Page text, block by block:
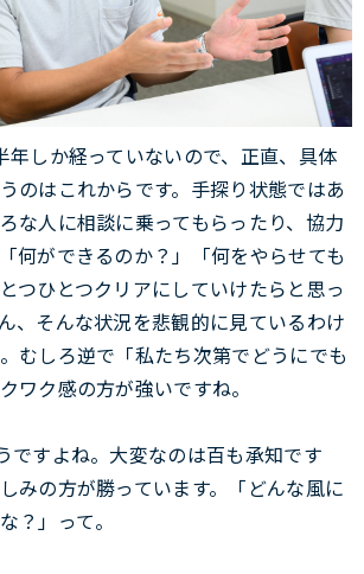
年しか経っていないので、正直、具体
のはこれからです。手探り状態ではあ
な人に相談に乗ってもらったり、協力
何ができるのか？」「何をやらせても
つひとつクリアにしていけたらと思っ
、そんな状況を悲観的に見ているわけ
むしろ逆で「私たち次第でどうにでも
ワク感の方が強いですね。
ですよね。大変なのは百も承知です
みの方が勝っています。「どんな風に
？」って。